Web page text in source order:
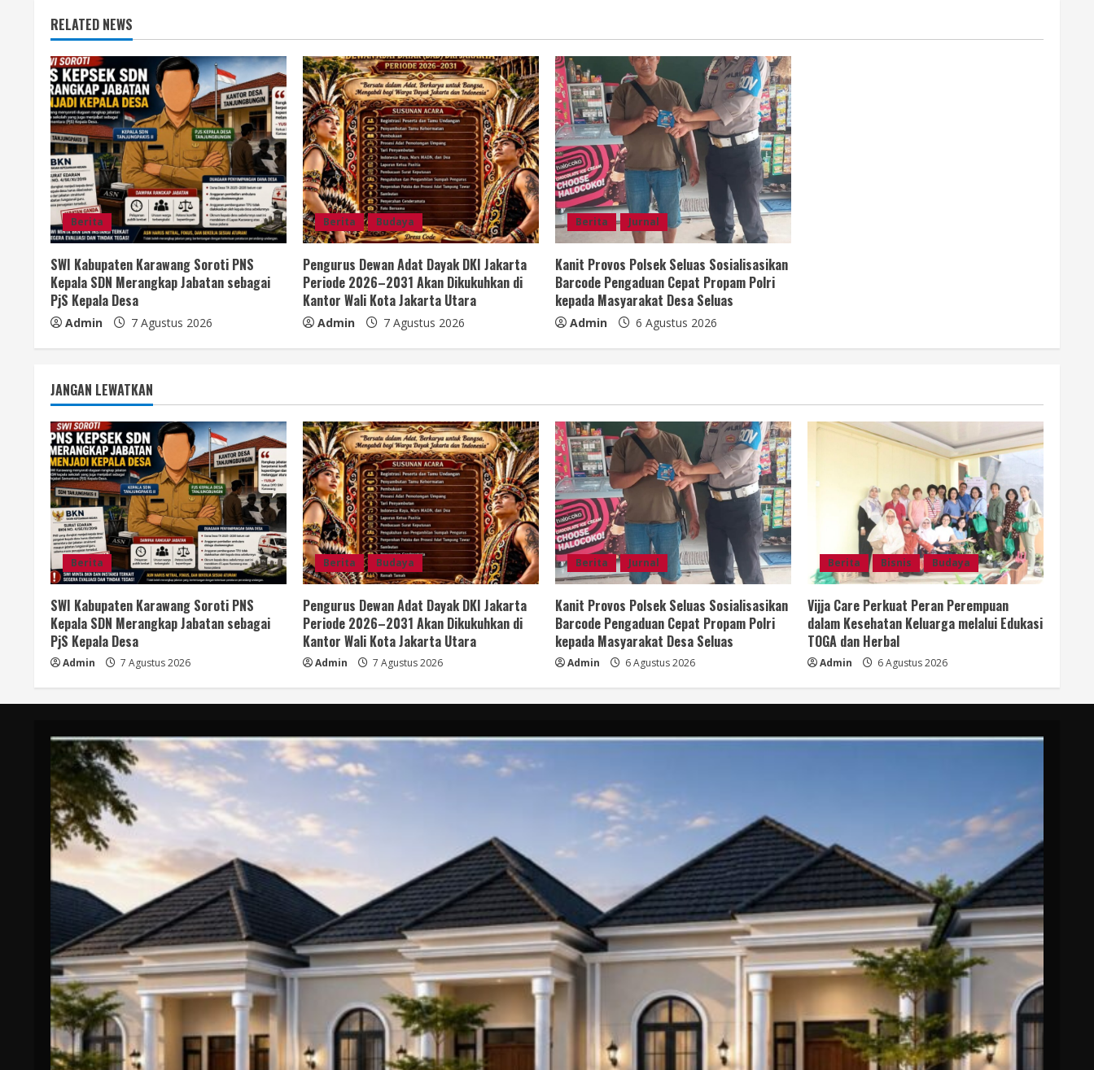
u
e
R
e
a
d
i
n
g
RELATED NEWS
Berita
SWI Kabupaten Karawang Soroti PNS
Kepala SDN Merangkap Jabatan sebagai
PjS Kepala Desa
Admin 7 Agustus 2026
Berita Budaya
Pengurus Dewan Adat Dayak DKI Jakarta
Periode 2026–2031 Akan Dikukuhkan di
Kantor Wali Kota Jakarta Utara
Admin 7 Agustus 2026
Berita Jurnal
Kanit Provos Polsek Seluas Sosialisasikan
Barcode Pengaduan Cepat Propam Polri
kepada Masyarakat Desa Seluas
Admin 6 Agustus 2026
JANGAN LEWATKAN
Berita
SWI Kabupaten Karawang Soroti PNS
Kepala SDN Merangkap Jabatan sebagai
PjS Kepala Desa
Admin 7 Agustus 2026
Berita Budaya
Pengurus Dewan Adat Dayak DKI Jakarta
Periode 2026–2031 Akan Dikukuhkan di
Kantor Wali Kota Jakarta Utara
Admin 7 Agustus 2026
Berita Jurnal
Kanit Provos Polsek Seluas Sosialisasikan
Barcode Pengaduan Cepat Propam Polri
kepada Masyarakat Desa Seluas
Admin 6 Agustus 2026
Berita Bisnis Budaya
Vijja Care Perkuat Peran Perempuan
dalam Kesehatan Keluarga melalui Edukasi
TOGA dan Herbal
Admin 6 Agustus 2026